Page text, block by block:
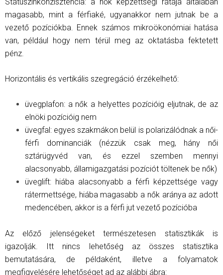
magasabb, mint a férfiaké, ugyanakkor nem jutnak be a
vezető pozíciókba. Ennek számos mikroökonómiai hatása
van, például hogy nem térül meg az oktatásba fektetett
pénz.
Horizontális és vertikális szegregáció érzékelhető:
üvegplafon: a nők a helyettes pozícióig eljutnak, de az
elnöki pozícióig nem
üvegfal: egyes szakmákon belül is polarizálódnak a női-
férfi dominanciák (nézzük csak meg, hány női
sztárügyvéd van, és ezzel szemben mennyi
alacsonyabb, államigazgatási pozíciót töltenek be nők)
üveglift: hiába alacsonyabb a férfi képzettsége vagy
rátermettsége, hiába magasabb a nők aránya az adott
medencében, akkor is a férfi jut vezető pozícióba
Az előző jelenségeket természetesen statisztikák is
igazolják. Itt nincs lehetőség az összes statisztika
bemutatására, de példaként, illetve a folyamatok
megfigyelésére lehetőséget ad az alábbi ábra: